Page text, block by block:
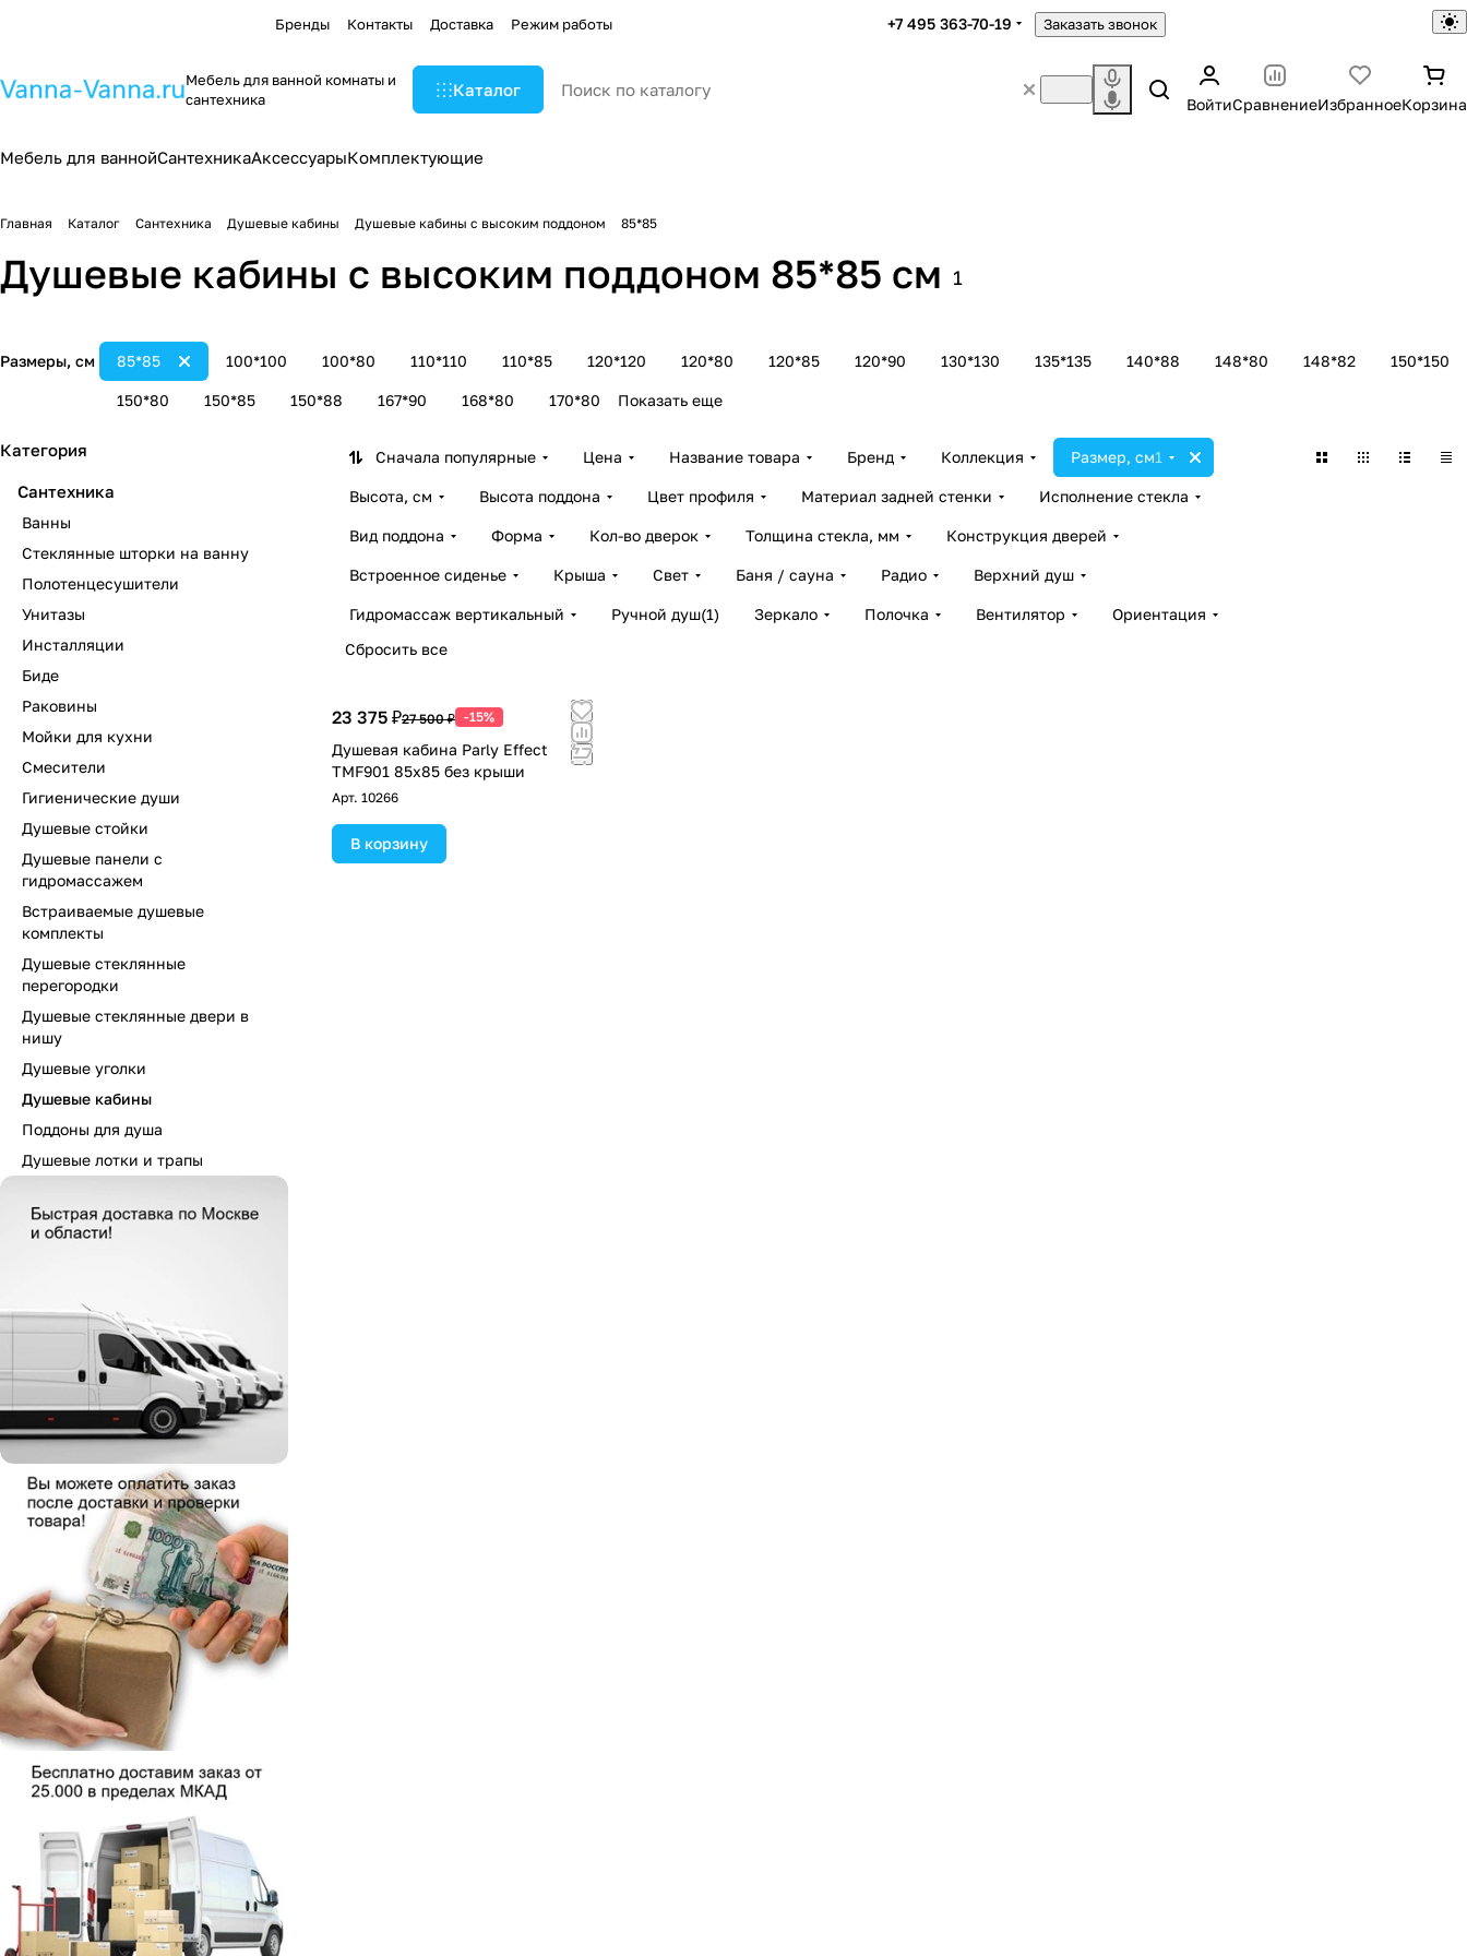
Бренды Контакты Доставка Режим работы +7 495 363-70-19 Заказать звонок
Мебель для ванной комнаты и
сантехника
Каталог
ВойтиСравнениеИзбранноеКорзина
Мебель для ваннойСантехникаАксессуарыКомплектующие
Главная Каталог Сантехника Душевые кабины Душевые кабины с высоким поддоном 85*85
Душевые кабины с высоким поддоном 85*85 см 1
Размеры, см 100*100 100*80 110*110 110*85 120*120 120*80 120*85 120*90 130*130 135*135 140*88 148*80 148*82 150*150
150*80 150*85 150*88 167*90 168*80 170*80
85*85
Показать еще
Сначала популярные Цена Название товара Бренд Коллекция Размер, см1
Высота, см Высота поддона Цвет профиля Материал задней стенки Исполнение стекла
Вид поддона Форма Кол-во дверок Толщина стекла, мм Конструкция дверей
Встроенное сиденье Крыша Свет Баня / сауна Радио Верхний душ
Гидромассаж вертикальный Ручной душ(1) Зеркало Полочка Вентилятор
Ориентация
Сбросить все
23 375 ₽27 500 ₽ -15%
Душевая кабина Parly Effect
TMF901 85x85 без крыши
Арт. 10266
В корзину
Категория
Сантехника
Ванны
Стеклянные шторки на ванну
Полотенцесушители
Унитазы
Инсталляции
Биде
Раковины
Мойки для кухни
Смесители
Гигиенические души
Душевые стойки
Душевые панели с
гидромассажем
Встраиваемые душевые
комплекты
Душевые стеклянные
перегородки
Душевые стеклянные двери в
нишу
Душевые уголки
Душевые кабины
Поддоны для душа
Душевые лотки и трапы